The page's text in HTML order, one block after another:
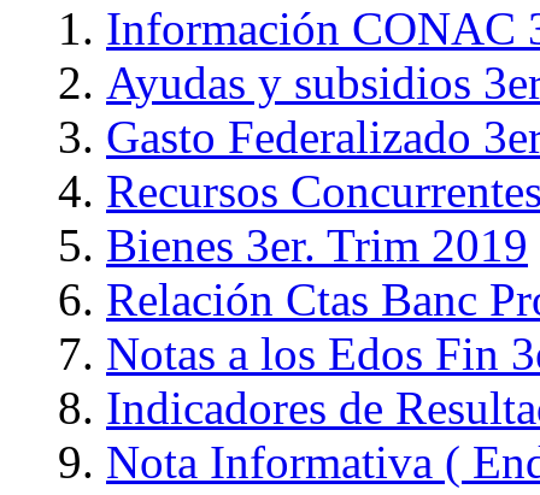
Información CONAC
Ayudas y subsidios
Gasto Federalizado
Recursos
Bienes 3er. Trim 2019
Relación Ctas Banc
Notas a los Edos Fin
Indicadores de
Nota Informativa (